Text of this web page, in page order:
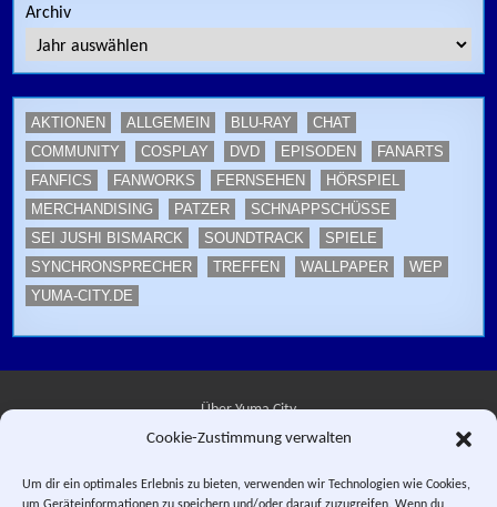
Cookie-Zustimmung verwalten
Um dir ein optimales Erlebnis zu bieten, verwenden wir Technologien wie Cookies,
Archiv
AKTIONEN ALLGEMEIN BLU-RAY
CHAT
COMMUNITY
COSPLAY DVD EPISODEN
FANARTS
FANFICS
FANWORKS FERNSEHEN
HÖRSPIEL
MERCHANDISING
PATZER
SCHNAPPSCHÜSSE
SEI JUSHI BISMARCK
SOUNDTRACK
SPIELE
SYNCHRONSPRECHER
TREFFEN WALLPAPER
WEP
YUMA-CITY.DE
Über Yuma City